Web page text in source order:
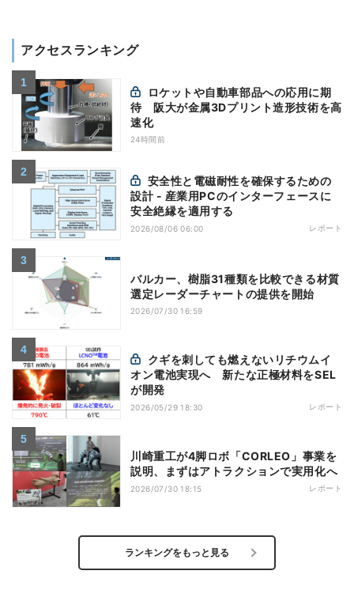
アクセスランキング
待 阪大が金属3Dプリント造形技術を高
速化
24時間前
設計 - 産業用PCのインターフェースに
安全絶縁を適用する
2026/08/06 06:00 レポート
バルカー、樹脂31種類を比較できる材質
選定レーダーチャートの提供を開始
2026/07/30 16:59
オン電池実現へ 新たな正極材料をSEL
が開発
2026/05/29 18:30 レポート
川崎重工が4脚ロボ「CORLEO」事業を
説明、まずはアトラクションで実用化へ
2026/07/30 18:15 レポート
ランキングをもっと見る